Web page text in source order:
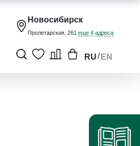
Новосибирск
Пролетарская, 261 еще 4 адреса
RU/ EN